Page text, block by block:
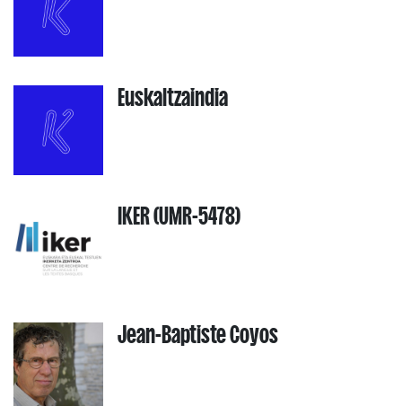
Euskaltzaindia
IKER (UMR-5478)
Jean-Baptiste Coyos